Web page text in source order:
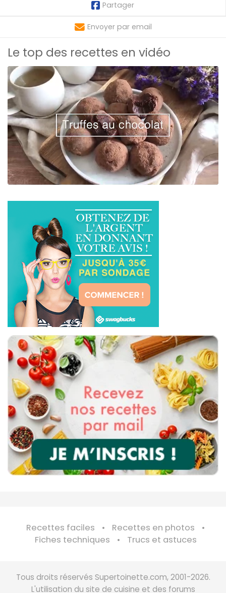
Partager
Envoyer par email
Le top des recettes en vidéo
Recettes faciles
Recettes en photos
Fiches techniques
Trucs et astuces
Tous droits réservés Supertoinette.com, 2001-2026.
L'utilisation du site de cuisine et des forums